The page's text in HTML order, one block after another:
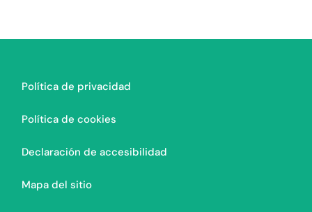
Política de privacidad
Política de cookies
Declaración de accesibilidad
Mapa del sitio